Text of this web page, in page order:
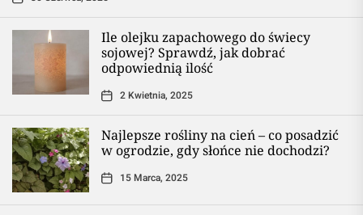
Ile olejku zapachowego do świecy
sojowej? Sprawdź, jak dobrać
odpowiednią ilość
2 Kwietnia, 2025
Najlepsze rośliny na cień – co posadzić
w ogrodzie, gdy słońce nie dochodzi?
15 Marca, 2025